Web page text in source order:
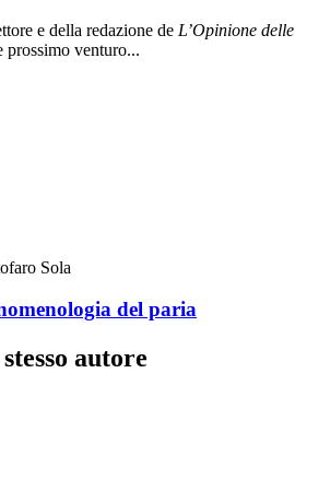
e della redazione de L’Opinione delle
prossimo venturo...
Sola
del paria
autore